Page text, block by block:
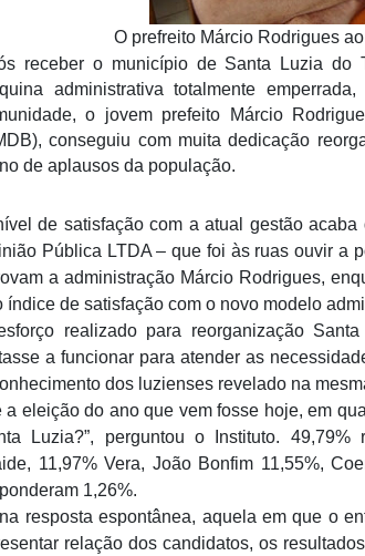
O prefreito Márcio Rodrigues
receber o município de Santa Luzia do
administrativa totalmente
o jovem prefeito Márcio
conseguiu com muita dedicação
de aplausos da população.
de satisfação com a atual gestão
Pública LTDA – que foi às ruas ouvir a
a administração Márcio Rodrigues,
índice de satisfação com o novo modelo
realizado para reorganização
a funcionar para atender as
dos luzienses revelado na
a eleição do ano que vem fosse hoje, em
Luzia?”, perguntou o Instituto. 49,79%
11,97% Vera, João Bonfim 11,55%,
1,26%.
resposta espontânea, aquela em que o
relação dos candidatos, os